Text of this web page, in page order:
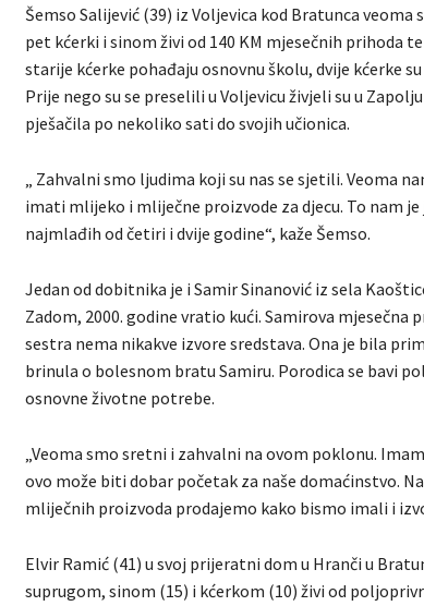
Šemso Salijević (39) iz Voljevica kod Bratunca veoma
pet kćerki i sinom živi od 140 KM mjesečnih prihoda
starije kćerke pohađaju osnovnu školu, dvije kćerke
Prije nego su se preselili u Voljevicu živjeli su u
pješačila po nekoliko sati do svojih učionica.
„ Zahvalni smo ljudima koji su nas se sjetili. Veoma
imati mlijeko i mliječne proizvode za djecu. To nam
najmlađih od četiri i dvije godine“, kaže Šemso.
Jedan od dobitnika je i Samir Sinanović iz sela
Zadom, 2000. godine vratio kući. Samirova mjesečna
sestra nema nikakve izvore sredstava. Ona je bila
brinula o bolesnom bratu Samiru. Porodica se bavi
osnovne životne potrebe.
„Veoma smo sretni i zahvalni na ovom poklonu.
ovo može biti dobar početak za naše domaćinstvo.
mliječnih proizvoda prodajemo kako bismo imali i
Elvir Ramić (41) u svoj prijeratni dom u Hranči u
suprugom, sinom (15) i kćerkom (10) živi od